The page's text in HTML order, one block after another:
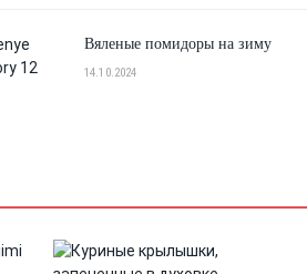
Вяленые помидоры на зиму
14.10.2024